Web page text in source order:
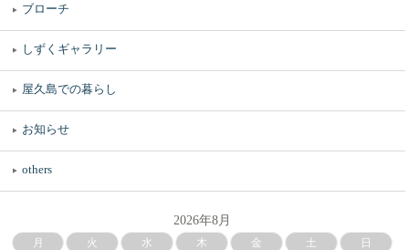
ブローチ
しずくギャラリー
屋久島での暮らし
お知らせ
others
2026年8月
月 火 水 木 金 土
日